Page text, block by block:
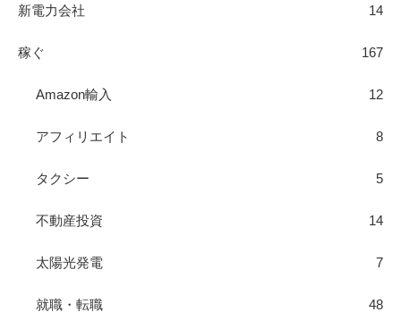
新電力会社 14
稼ぐ 167
Amazon輸入 12
アフィリエイト 8
タクシー 5
不動産投資 14
太陽光発電 7
就職・転職 48